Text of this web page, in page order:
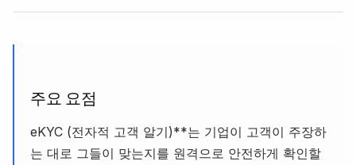
주요 요점
eKYC (전자적 고객 알기)**는 기업이 고객이 주장하
는 대로 그들이 맞는지를 원격으로 안전하게 확인할